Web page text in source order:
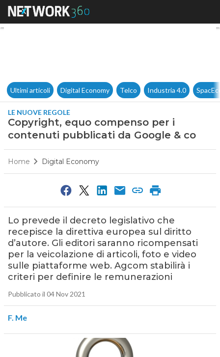
Copyright, equo compenso
Ultimi articoli Digital Economy Telco Industria 4.0
LE NUOVE REGOLE
Copyright, equo compenso per i
contenuti pubblicati da Google & co
Home Digital Economy
Lo prevede il decreto legislativo che
recepisce la direttiva europea sul diritto
d’autore. Gli editori saranno ricompensati
per la veicolazione di articoli, foto e video
sulle piattaforme web. Agcom stabilirà i
criteri per definire le remunerazioni
Pubblicato il 04 Nov 2021
F. Me